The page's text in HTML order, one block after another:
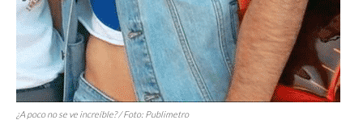
¿A poco no se ve increíble? / Foto: Publimetro